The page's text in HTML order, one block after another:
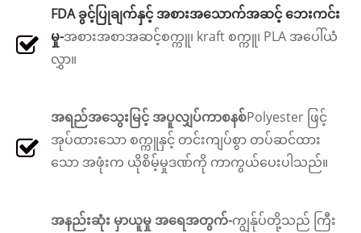
FDA ခွင့်ပြုချက်နှင့် အစားအသောက်အဆင့် ဘေးကင်း
မှု-အစားအစာအဆင့်စက္ကူ၊ kraft စက္ကူ၊ PLA အပေါ်ယံ
လွှာ။
အရည်အသွေးမြင့် အပူလျှပ်ကာစနစ်Polyester ဖြင့်
အုပ်ထားသော စက္ကူနှင့် တင်းကျပ်စွာ တပ်ဆင်ထား
သော အဖုံးက ယိုစိမ့်မှုဒဏ်ကို ကာကွယ်ပေးပါသည်။
အနည်းဆုံး မှာယူမှု အရေအတွက်-ကျွန်ုပ်တို့သည် ကြီး